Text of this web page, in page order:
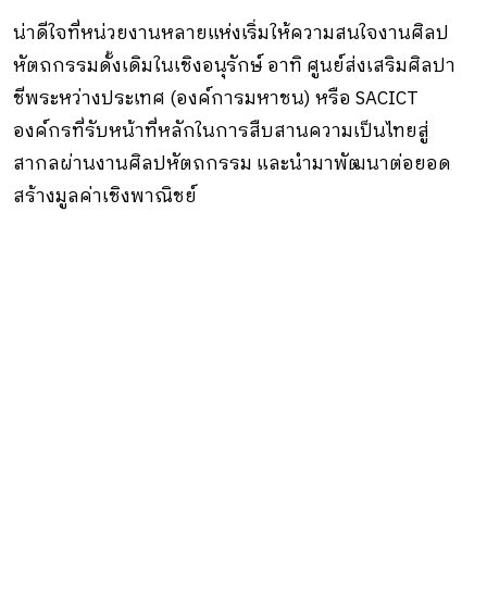
น่าดีใจที่หน่วยงานหลายแห่งเริ่มให้ความสนใจงานศิลป
หัตถกรรมดั้งเดิมในเชิงอนุรักษ์ อาทิ ศูนย์ส่งเสริมศิลปา
ชีพระหว่างประเทศ (องค์การมหาชน) หรือ SACICT
องค์กรที่รับหน้าที่หลักในการสืบสานความเป็นไทยสู่
สากลผ่านงานศิลปหัตถกรรม และนำมาพัฒนาต่อยอด
สร้างมูลค่าเชิงพาณิชย์